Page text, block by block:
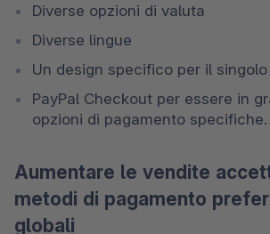
Diverse opzioni di valuta
Diverse lingue
Un design specifico per il
PayPal Checkout per essere in
opzioni di pagamento specifiche.
Aumentare le vendite
metodi di pagamento
globali